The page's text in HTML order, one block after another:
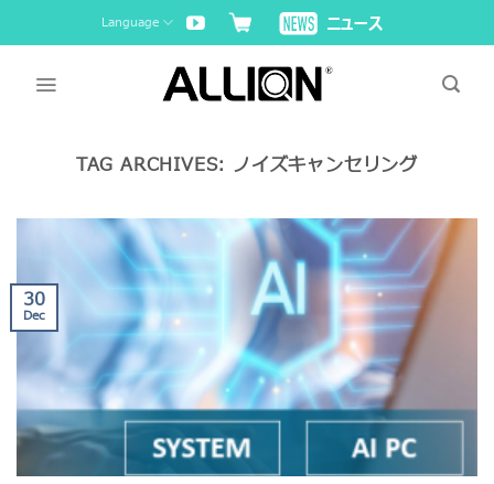
to
Language
TAG ARCHIVES: ノイズキャンセリング
30
Dec